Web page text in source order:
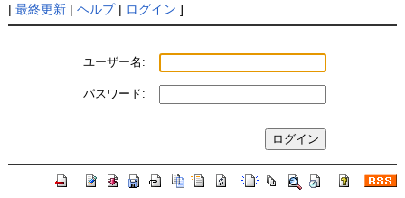
| 最終更新| ヘルプ| ログイン ]
ユーザー名:
パスワード: